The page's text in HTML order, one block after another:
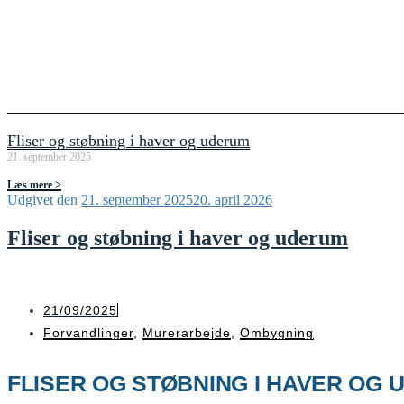
Fliser og støbning i haver og uderum
21. september 2025
Læs mere >
Udgivet den 21. september 202520. april 2026
Fliser og støbning i haver og uderum
21/09/2025
Forvandlinger
Murerarbejde Ombygning
FLISER OG STØBNING I HAVER OG